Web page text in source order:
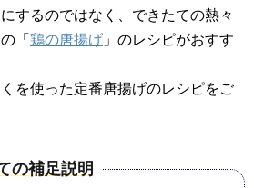
するのではなく、できたての熱々
「 鶏の唐揚げ 」のレシピがおすす
を使った定番唐揚げのレシピをご
の補足説明